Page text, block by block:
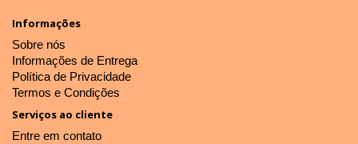
Informações
Sobre nós
Informações de Entrega
Política de Privacidade
Termos e Condições
Serviços ao cliente
Entre em contato